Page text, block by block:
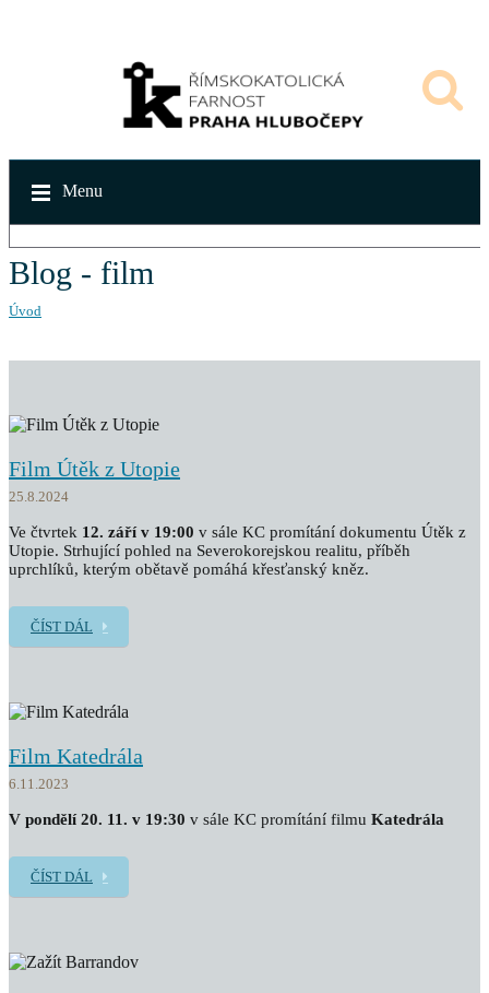
Menu
Blog - film
Úvod
Film Útěk z Utopie
25.8.2024
Ve čtvrtek 12. září v 19:00 v sále KC promítání dokumentu Útěk z
Utopie. Strhující pohled na Severokorejskou realitu, příběh
uprchlíků, kterým obětavě pomáhá křesťanský kněz.
ČÍST DÁL
Film Katedrála
6.11.2023
V pondělí 20. 11. v 19:30 v sále KC promítání filmu Katedrála
ČÍST DÁL